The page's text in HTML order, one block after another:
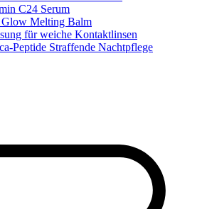
C24 Serum
Melting Balm
für weiche Kontaktlinsen
Peptide Straffende Nachtpflege